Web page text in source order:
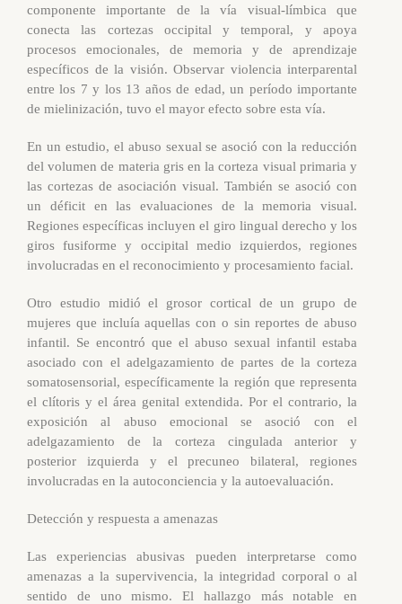
componente importante de la vía visual-límbica que
conecta las cortezas occipital y temporal, y apoya
procesos emocionales, de memoria y de aprendizaje
específicos de la visión. Observar violencia interparental
entre los 7 y los 13 años de edad, un período importante
de mielinización, tuvo el mayor efecto sobre esta vía.
En un estudio, el abuso sexual se asoció con la reducción
del volumen de materia gris en la corteza visual primaria y
las cortezas de asociación visual. También se asoció con
un déficit en las evaluaciones de la memoria visual.
Regiones específicas incluyen el giro lingual derecho y los
giros fusiforme y occipital medio izquierdos, regiones
involucradas en el reconocimiento y procesamiento facial.
Otro estudio midió el grosor cortical de un grupo de
mujeres que incluía aquellas con o sin reportes de abuso
infantil. Se encontró que el abuso sexual infantil estaba
asociado con el adelgazamiento de partes de la corteza
somatosensorial, específicamente la región que representa
el clítoris y el área genital extendida. Por el contrario, la
exposición al abuso emocional se asoció con el
adelgazamiento de la corteza cingulada anterior y
posterior izquierda y el precuneo bilateral, regiones
involucradas en la autoconciencia y la autoevaluación.
Detección y respuesta a amenazas
Las experiencias abusivas pueden interpretarse como
amenazas a la supervivencia, la integridad corporal o al
sentido de uno mismo. El hallazgo más notable en